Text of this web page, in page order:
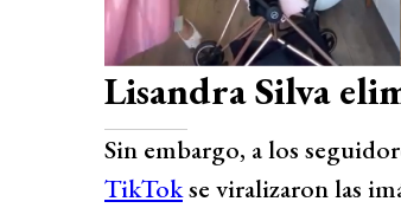
Lisandra Silva
Sin embargo, a los
TikTokse viralizaron las